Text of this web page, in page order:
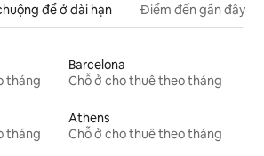
để ở dài hạn Điểm đến gần đây
tháng
Barcelona
Chỗ ở cho thuê theo tháng
tháng
Athens
Chỗ ở cho thuê theo tháng